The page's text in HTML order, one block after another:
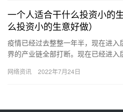
一个人适合干什么投资小的
么投资小的生意好做）
疫情已经过去整整一年半，现在进
界的产业链全部打断。现在已经进
社…
网络资讯 2022年7月24日